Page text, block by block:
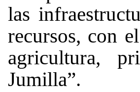
las
recursos, con
agricultura,
Jumilla”.